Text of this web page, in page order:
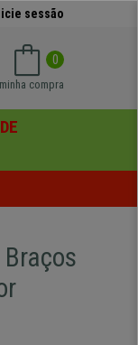
sessão
0
compra
Braços